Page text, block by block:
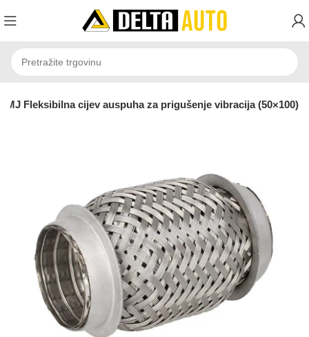
JMJ Fleksibilna cijev auspuha za prigušenje vibracija (50×100)